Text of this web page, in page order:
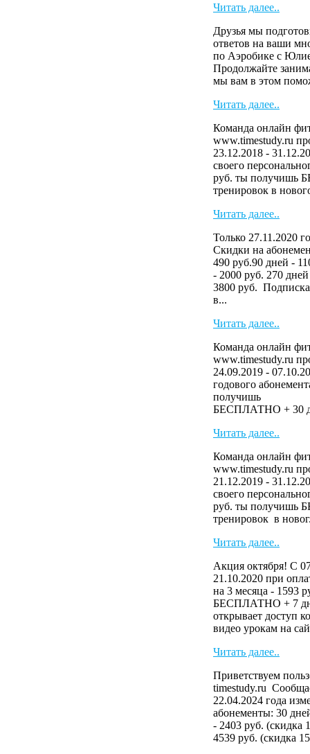
Читать далее..
Друзья мы
ответов на ваши
по Аэробике с
Продолжайте
мы вам в этом
Читать далее..
Команда онлайн
www.timestudy.ru
23.12.2018 -
своего
руб. ты получишь
тренировок в
Читать далее..
Только 27.11.2020
Скидки на
490 руб.90 дней -
- 2000 руб. 270
3800 руб.
в...
Читать далее..
Команда онлайн
www.timestudy.ru
24.09.2019 -
годового
БЕСПЛАТНО + 30
Читать далее..
Команда онлайн
www.timestudy.ru
21.12.2019 -
своего
руб. ты получишь
тренировок в
Читать далее..
Акция октября! С
21.10.2020 при
на 3 месяца - 1593
БЕСПЛАТНО + 7
открывает доступ
видео урокам на
Читать далее..
Приветствуем
timestudy.ru
22.04.2024 года
абонементы: 30
- 2403 руб. (скидка
4539 руб. (скидка